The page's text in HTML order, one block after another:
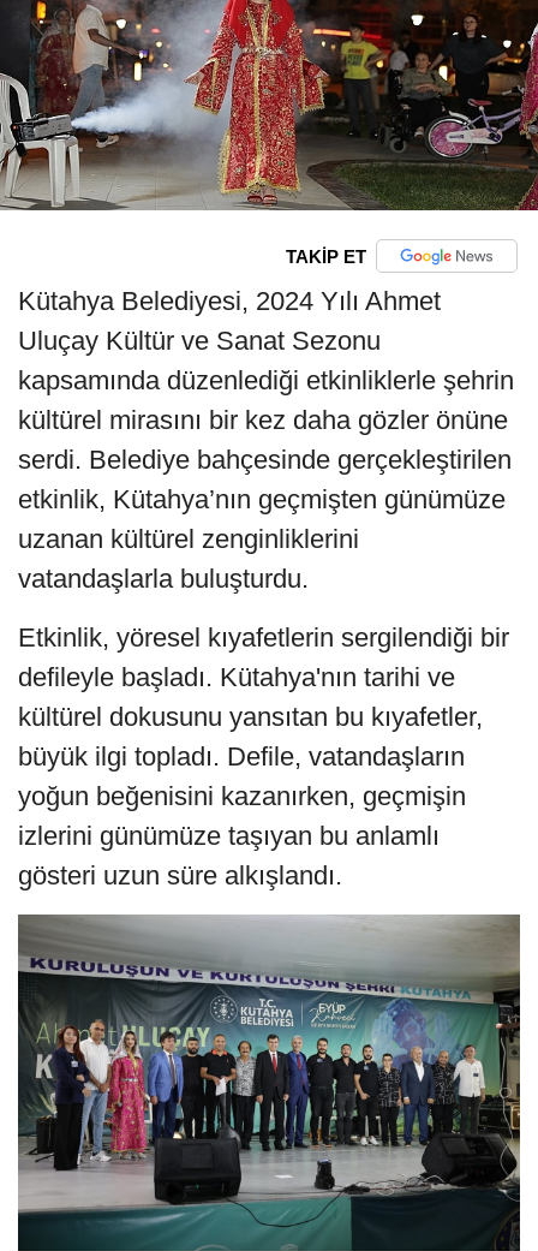
TAKİP ET
Kütahya Belediyesi, 2024 Yılı Ahmet
Uluçay Kültür ve Sanat Sezonu
kapsamında düzenlediği etkinliklerle şehrin
kültürel mirasını bir kez daha gözler önüne
serdi. Belediye bahçesinde gerçekleştirilen
etkinlik, Kütahya’nın geçmişten günümüze
uzanan kültürel zenginliklerini
vatandaşlarla buluşturdu.
Etkinlik, yöresel kıyafetlerin sergilendiği bir
defileyle başladı. Kütahya'nın tarihi ve
kültürel dokusunu yansıtan bu kıyafetler,
büyük ilgi topladı. Defile, vatandaşların
yoğun beğenisini kazanırken, geçmişin
izlerini günümüze taşıyan bu anlamlı
gösteri uzun süre alkışlandı.